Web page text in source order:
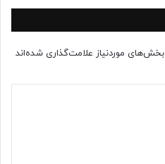
بخش‌های موردنیاز علامت‌گذاری شده‌اند